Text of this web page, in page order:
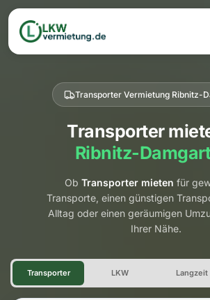
Transporter Vermietung Ribnitz-
Transporter
Ribnitz-
Ob Transporter mieten für
Transporte, einen günstigen
Alltag oder einen geräumigen
Ihrer Nähe.
Transporter
Transporter LKW Langzeit